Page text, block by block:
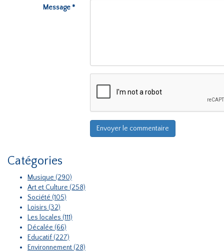
Message *
Catégories
Musique (290)
Art et Culture (258)
Société (105)
Loisirs (32)
Les locales (111)
Décalée (66)
Educatif (227)
Environnement (28)